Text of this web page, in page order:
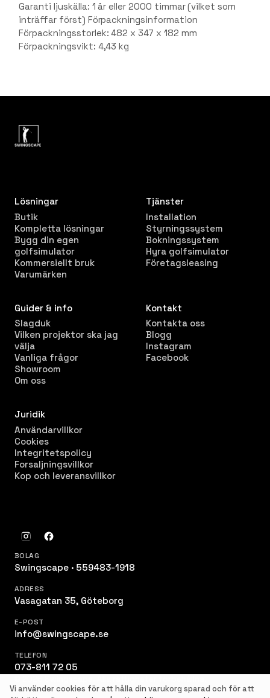
Garanti ljuskälla: 1 år eller 2000 timmar (vilket som
inträffar först) Förpackningsinformation
Förpackningsstorlek: 482 x 347 x 182 mm
Förpackningsvikt: 4,43 kg
Lösningar
Butik
Kompletta lösningar
Bygg din egen
golfsimulator
Kommersiellt bruk
Varumärken
Tjänster
Installation
Styrningssystem
Bokningssystem
Hyra golfsimulator
Företagsleasing
Guider & info
Slagduk
Vilken projektor ska jag
välja
Vanliga frågor
Showroom
Om oss
Kontakt
Kontakta oss
Blogg
Instagram
Facebook
Juridik
Användarvillkor
Cookies
Integritetspolicy
Forsaljningsvillkor
Kop och leveransvillkor
BOLAG
Swingscape · 559483-1918
ADRESS
Vasagatan 35, Göteborg
E-POST
info@swingscape.se
TELEFON
073-811 72 05
Vi använder cookies för att hålla din varukorg sparad och för att